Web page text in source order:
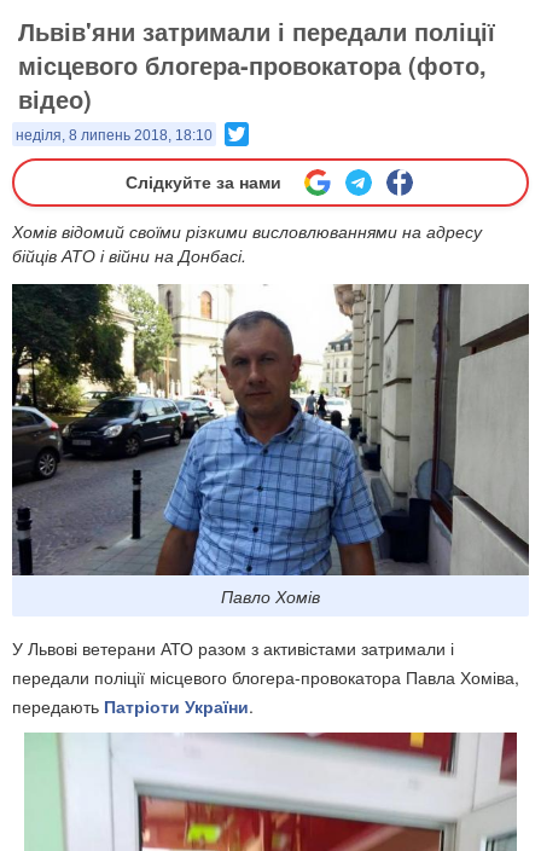
Львів'яни затримали і передали поліції
місцевого блогера-провокатора (фото,
відео)
неділя, 8 липень 2018, 18:10
Слідкуйте за нами
Хомів відомий своїми різкими висловлюваннями на адресу
бійців АТО і війни на Донбасі.
Павло Хомів
У Львові ветерани АТО разом з активістами затримали і
передали поліції місцевого блогера-провокатора Павла Хоміва,
передають Патріоти України.